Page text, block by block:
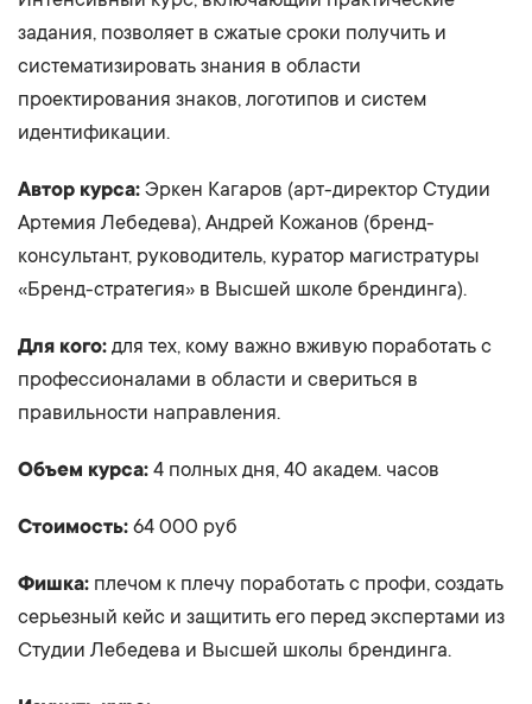
задания, позволяет в сжатые сроки получить и
систематизировать знания в области
проектирования знаков, логотипов и систем
идентификации.
Автор курса: Эркен Кагаров (арт-директор Студии
Артемия Лебедева), Андрей Кожанов (бренд-
консультант, руководитель, куратор магистратуры
«Бренд-стратегия» в Высшей школе брендинга).
Для кого: для тех, кому важно вживую поработать с
профессионалами в области и свериться в
правильности направления.
Объем курса: 4 полных дня, 40 академ. часов
Стоимость: 64 000 руб
Фишка: плечом к плечу поработать с профи, создать
серьезный кейс и защитить его перед экспертами из
Студии Лебедева и Высшей школы брендинга.